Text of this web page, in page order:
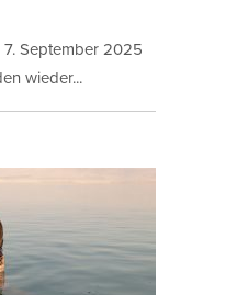
September 2025
wieder...